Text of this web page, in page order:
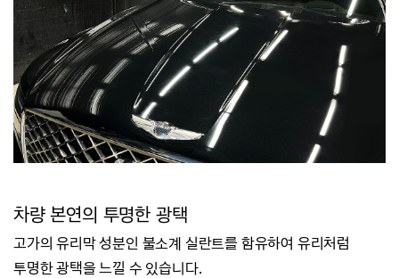
차량 본연의 투명한 광택
고가의 유리막 성분인 불소계 실란트를 함유하여 유리처럼
투명한 광택을 느낄 수 있습니다.